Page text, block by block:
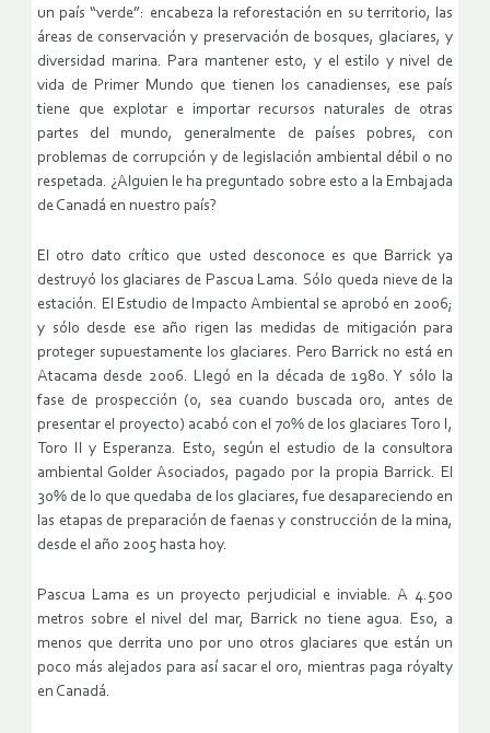
un país “verde”: encabeza la reforestación en su territorio, las
áreas de conservación y preservación de bosques, glaciares, y
diversidad marina. Para mantener esto, y el estilo y nivel de
vida de Primer Mundo que tienen los canadienses, ese país
tiene que explotar e importar recursos naturales de otras
partes del mundo, generalmente de países pobres, con
problemas de corrupción y de legislación ambiental débil o no
respetada. ¿Alguien le ha preguntado sobre esto a la Embajada
de Canadá en nuestro país?
El otro dato crítico que usted desconoce es que Barrick ya
destruyó los glaciares de Pascua Lama. Sólo queda nieve de la
estación. El Estudio de Impacto Ambiental se aprobó en 2006;
y sólo desde ese año rigen las medidas de mitigación para
proteger supuestamente los glaciares. Pero Barrick no está en
Atacama desde 2006. Llegó en la década de 1980. Y sólo la
fase de prospección (o, sea cuando buscada oro, antes de
presentar el proyecto) acabó con el 70% de los glaciares Toro I,
Toro II y Esperanza. Esto, según el estudio de la consultora
ambiental Golder Asociados, pagado por la propia Barrick. El
30% de lo que quedaba de los glaciares, fue desapareciendo en
las etapas de preparación de faenas y construcción de la mina,
desde el año 2005 hasta hoy.
Pascua Lama es un proyecto perjudicial e inviable. A 4.500
metros sobre el nivel del mar, Barrick no tiene agua. Eso, a
menos que derrita uno por uno otros glaciares que están un
poco más alejados para así sacar el oro, mientras paga róyalty
en Canadá.